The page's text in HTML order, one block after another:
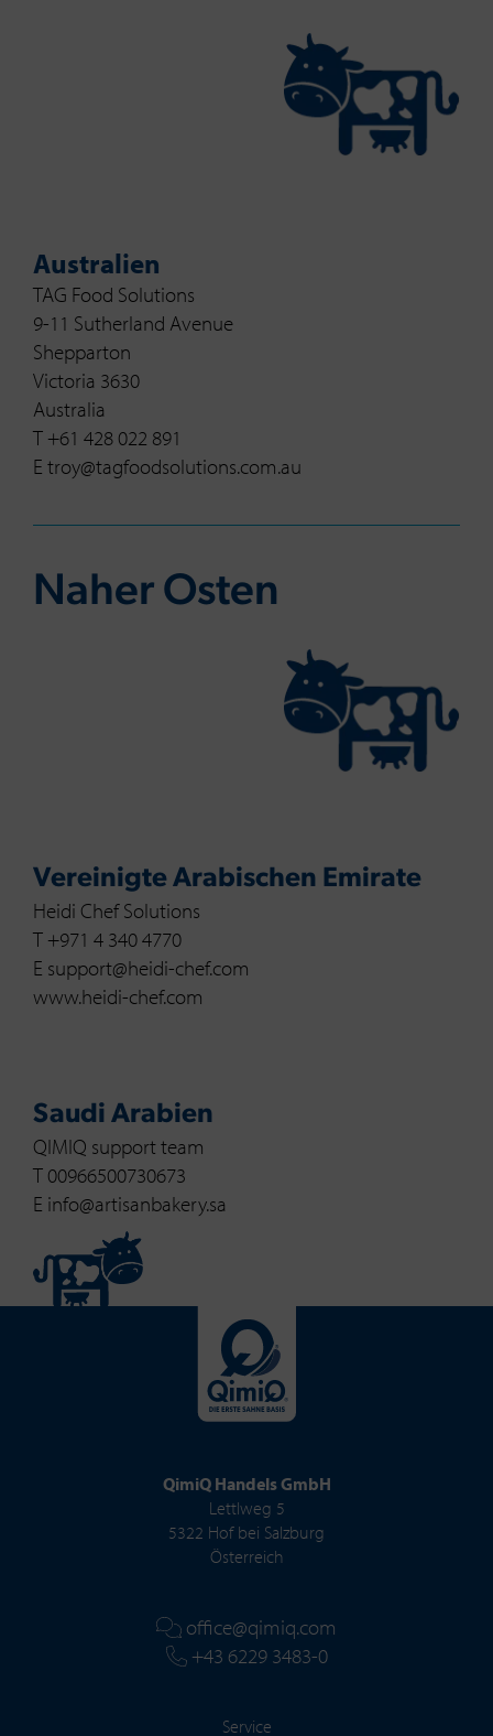
Australien
TAG Food Solutions
9-11 Sutherland Avenue
Shepparton
Victoria 3630
Australia
T +61 428 022 891
E troy@tagfoodsolutions.com.au
Naher Osten
Vereinigte Arabischen Emirate
Heidi Chef Solutions
T +971 4 340 4770
E support@heidi-chef.com
www.heidi-chef.com
Saudi Arabien
QIMIQ support team
T 00966500730673
E info@artisanbakery.sa
QimiQ Handels GmbH
Lettlweg 5
5322 Hof bei Salzburg
Österreich
office@qimiq.com
+43 6229 3483-0
Service